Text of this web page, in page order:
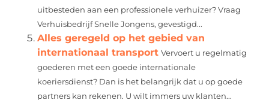
uitbesteden aan een professionele verhuizer? Vraag
Verhuisbedrijf Snelle Jongens, gevestigd...
Alles geregeld op het gebied van
internationaal transport Vervoert u regelmatig
goederen met een goede internationale
koeriersdienst? Dan is het belangrijk dat u op goede
partners kan rekenen. U wilt immers uw klanten...